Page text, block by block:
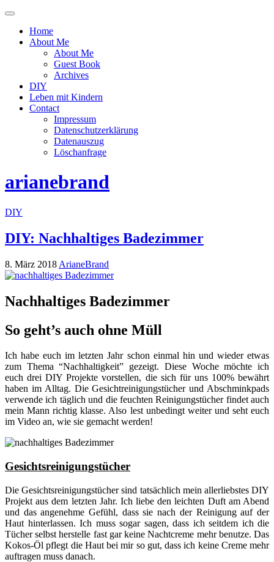
Menü
oder
ausblenden
Home
About Me
About Me
Guest Book
Archives
DIY
Leben mit Kindern
Contact
Impressum
Datenschutzerklärung
Datenauszug
Löschanfrage
arianebrand
DIY
DIY: Nachhaltiges Badezimmer
8. März 2018 ArianeBrand
Nachhaltiges Badezimmer
So geht’s auch ohne Müll
Ich habe euch im letzten Jahr schon einmal hin und wieder etwas
zum Thema “Nachhaltigkeit” gezeigt. Diese Woche möchte ich
euch drei DIY Projekte vorstellen, die sich für uns 100% bewährt
haben im Alltag. Die Gesichtreinigungstücher und Abschminkpads
verwende ich täglich und die feuchten Reinigungstücher findet auch
mein Mann richtig klasse. Also lest unbedingt weiter und seht euch
im Video an, wie sie gemacht werden!
Gesichtsreinigungstücher
Die Gesichtsreinigungstücher sind tatsächlich mein allerliebstes DIY
Projekt aus dem letzten Jahr. Ich liebe den leichten Duft am Abend
und das angenehme Gefühl, dass sie nach der Reinigung auf der
Haut hinterlassen. Ich muss sogar sagen, dass ich seitdem ich die
Tücher selbst herstelle fast gar keine Nachtcreme mehr benutze. Das
Kokos-Öl pflegt die Haut bei mir so gut, dass ich keine Creme mehr
auftragen muss danach.